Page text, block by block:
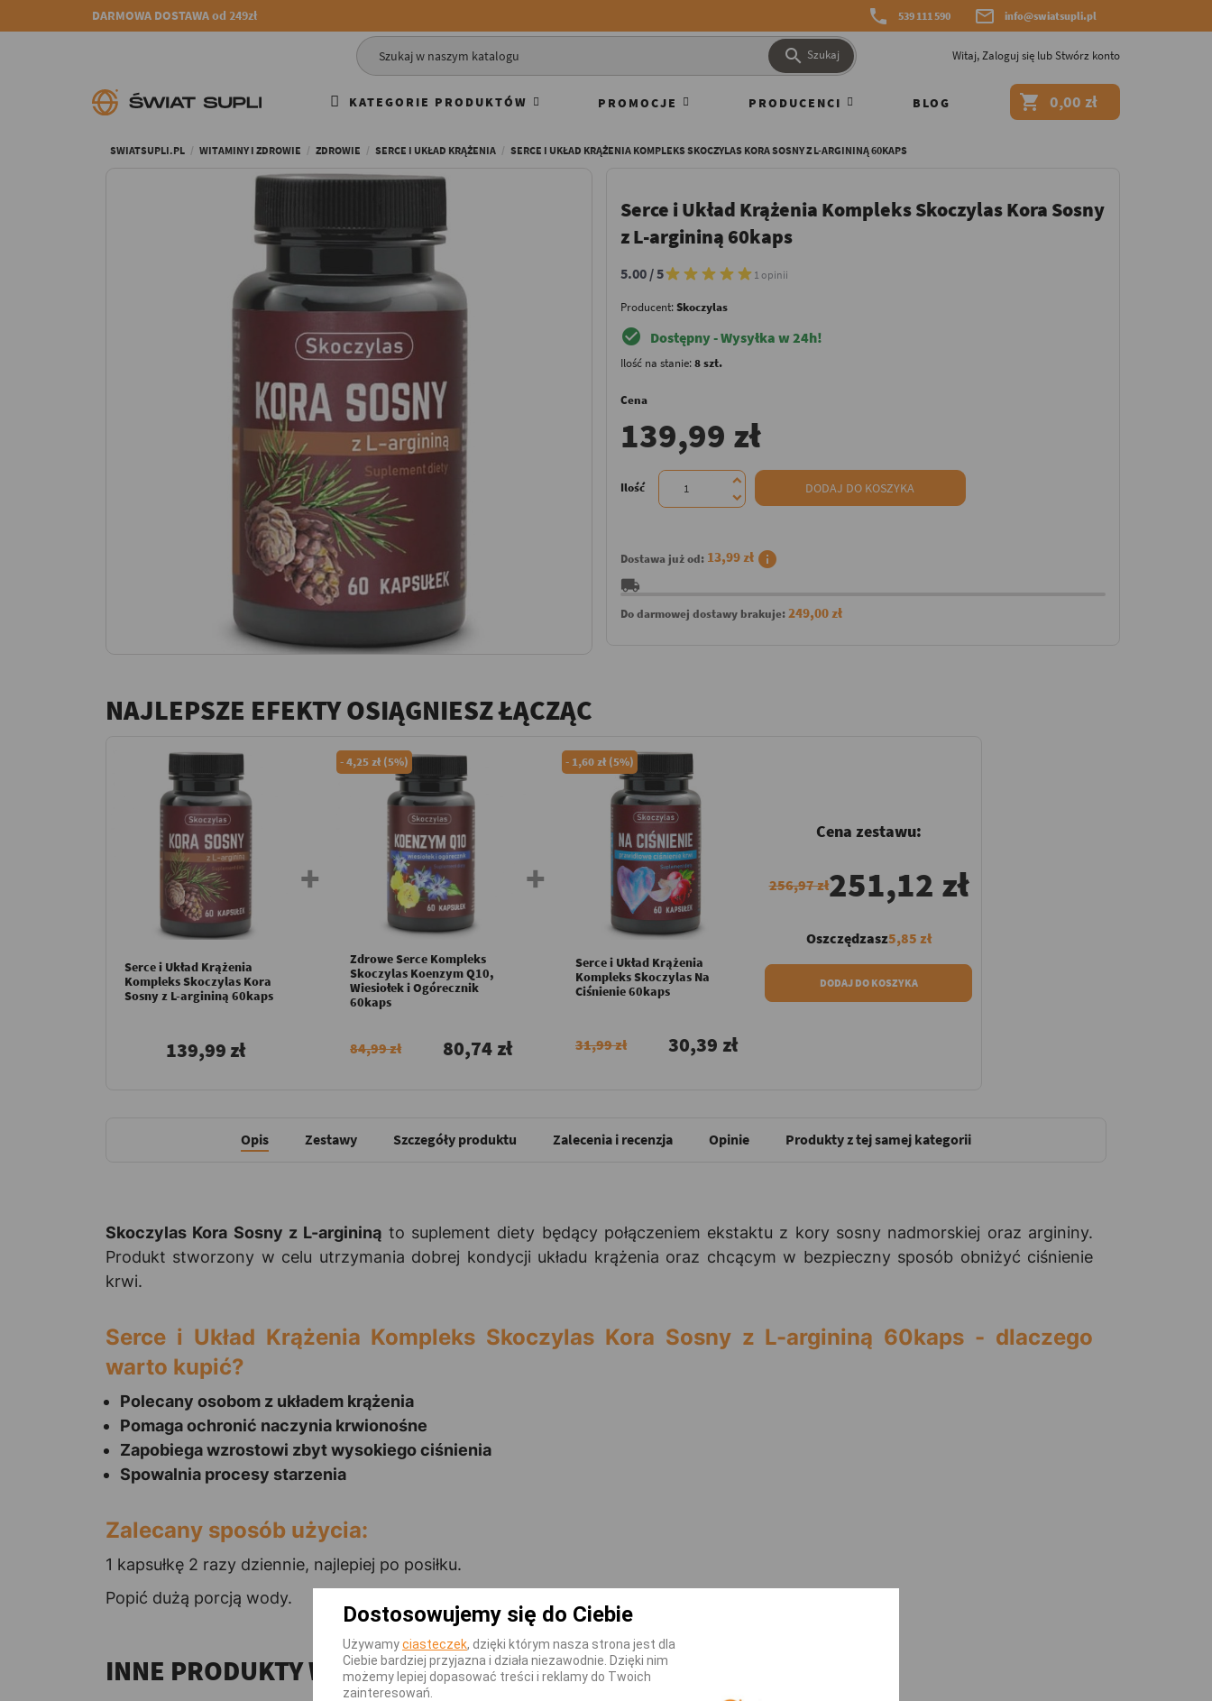
DARMOWA DOSTAWA od 249zł  539 111 590  info@swiatsupli.pl
 Szukaj Witaj,Zaloguj się lubStwórz konto
KATEGORIE PRODUKTÓW PROMOCJE PRODUCENCI BLOG  0,00 zł
SWIATSUPLI.PL WITAMINY I ZDROWIE ZDROWIE SERCE I UKŁAD KRĄŻENIA SERCE I UKŁAD KRĄŻENIA KOMPLEKS SKOCZYLAS KORA SOSNY Z L-ARGININĄ 60KAPS
Serce i Układ Krążenia Kompleks Skoczylas Kora Sosny
z L-argininą 60kaps
5.00 / 5 1 opinii
Producent:Skoczylas
check_circle Dostępny - Wysyłka w 24h!
Ilość na stanie:8 szt.
Cena
139,99 zł
Ilość DODAJ DO KOSZYKA
Dostawa już od: 13,99 zł info
local_shipping
Do darmowej dostawy brakuje: 249,00 zł
NAJLEPSZE EFEKTY OSIĄGNIESZ ŁĄCZĄC
Serce i Układ Krążenia
Kompleks Skoczylas Kora
Sosny z L-argininą 60kaps
139,99 zł
-4,25 zł (5%)
Zdrowe Serce Kompleks
Skoczylas Koenzym Q10,
Wiesiołek i Ogórecznik
60kaps
84,99 zł 80,74 zł
- 1,60 zł (5%)
Serce i Układ Krążenia
Kompleks Skoczylas Na
Ciśnienie 60kaps
31,99 zł 30,39 zł
Cena zestawu:
256,97 zł251,12 zł
Oszczędzasz5,85 zł
DODAJ DO KOSZYKA
Opis Zestawy Szczegóły produktu Zalecenia i recenzja Opinie Produkty z tej samej kategorii
Skoczylas Kora Sosny z L-argininą to suplement diety będący połączeniem ekstaktu z kory sosny nadmorskiej oraz argininy.
Produkt stworzony w celu utrzymania dobrej kondycji układu krążenia oraz chcącym w bezpieczny sposób obniżyć ciśnienie
krwi.
Serce i Układ Krążenia Kompleks Skoczylas Kora Sosny z L-argininą 60kaps - dlaczego
warto kupić?
Polecany osobom z układem krążenia
Pomaga ochronić naczynia krwionośne
Zapobiega wzrostowi zbyt wysokiego ciśnienia
Spowalnia procesy starzenia
Zalecany sposób użycia:
1 kapsułkę 2 razy dziennie, najlepiej po posiłku.
Popić dużą porcją wody.
INNE PRODUKTY W TEJ KATEGORII
Dostosowujemy się do Ciebie
Używamyciasteczek, dzięki którym nasza strona jest dla
Ciebie bardziej przyjazna i działa niezawodnie. Dzięki nim
możemy lepiej dopasować treści i reklamy do Twoich
zainteresowań.